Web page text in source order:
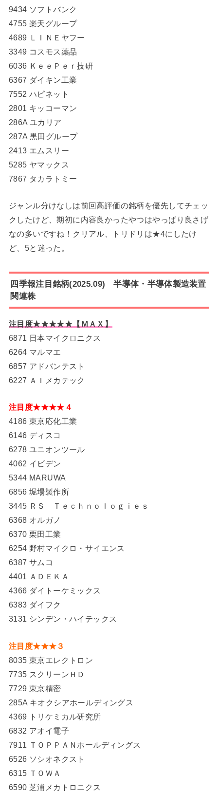
9434 ソフトバンク
4755 楽天グループ
4689 ＬＩＮＥヤフー
3349 コスモス薬品
6036 ＫｅｅＰｅｒ技研
6367 ダイキン工業
7552 ハピネット
2801 キッコーマン
286A ユカリア
287A 黒田グループ
2413 エムスリー
5285 ヤマックス
7867 タカラトミー
ジャンル分けなしは前回高評価の銘柄を優先してチェッ
クしたけど、期初に内容良かったやつはやっぱり良さげ
なの多いですね！クリアル、トリドリは★4にしたけ
ど、5と迷った。
四季報注目銘柄(2025.09) 半導体・半導体製造装置
関連株
注目度★★★★★【ＭＡＸ】
6871 日本マイクロニクス
6264 マルマエ
6857 アドバンテスト
6227 ＡＩメカテック
注目度★★★★４
4186 東京応化工業
6146 ディスコ
6278 ユニオンツール
4062 イビデン
5344 MARUWA
6856 堀場製作所
3445 ＲＳ Ｔｅｃｈｎｏｌｏｇｉｅｓ
6368 オルガノ
6370 栗田工業
6254 野村マイクロ・サイエンス
6387 サムコ
4401 ＡＤＥＫＡ
4366 ダイトーケミックス
6383 ダイフク
3131 シンデン・ハイテックス
注目度★★★３
8035 東京エレクトロン
7735 スクリーンＨＤ
7729 東京精密
285A キオクシアホールディングス
4369 トリケミカル研究所
6832 アオイ電子
7911 ＴＯＰＰＡＮホールディングス
6526 ソシオネクスト
6315 ＴＯＷＡ
6590 芝浦メカトロニクス